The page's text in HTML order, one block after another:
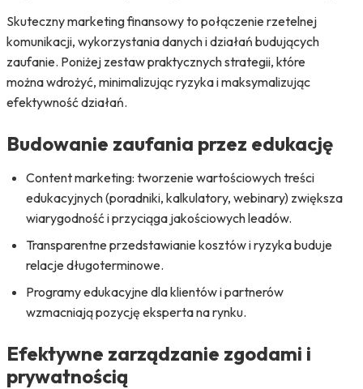
Skuteczny marketing finansowy to połączenie rzetelnej
komunikacji, wykorzystania danych i działań budujących
zaufanie. Poniżej zestaw praktycznych strategii, które
można wdrożyć, minimalizując ryzyka i maksymalizując
efektywność działań.
Budowanie zaufania przez edukację
Content marketing: tworzenie wartościowych treści
edukacyjnych (poradniki, kalkulatory, webinary) zwiększa
wiarygodność i przyciąga jakościowych leadów.
Transparentne przedstawianie kosztów i ryzyka buduje
relacje długoterminowe.
Programy edukacyjne dla klientów i partnerów
wzmacniają pozycję eksperta na rynku.
Efektywne zarządzanie zgodami i
prywatnością